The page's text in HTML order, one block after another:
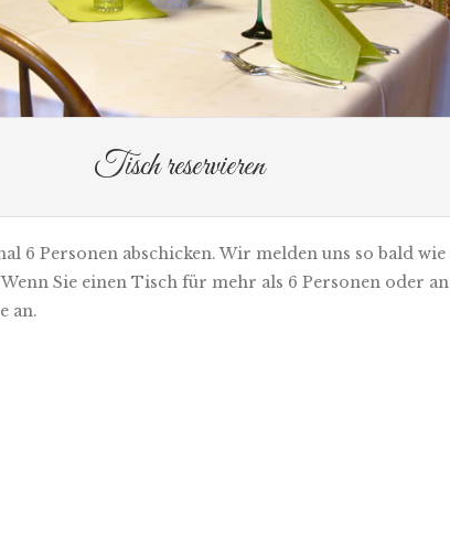
Tisch reservieren
6 Personen abschicken. Wir melden uns so bald wie
Sie einen Tisch für mehr als 6 Personen oder an
an.